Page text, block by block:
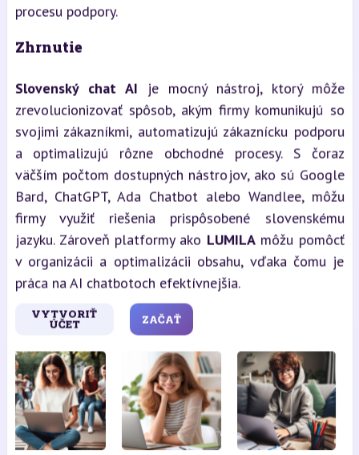
procesu podpory.
Zhrnutie
Slovenský chat AI je mocný nástroj, ktorý môže
zrevolucionizovať spôsob, akým firmy komunikujú so
svojimi zákazníkmi, automatizujú zákaznícku podporu
a optimalizujú rôzne obchodné procesy. S čoraz
väčším počtom dostupných nástrojov, ako sú Google
Bard, ChatGPT, Ada Chatbot alebo Wandlee, môžu
firmy využiť riešenia prispôsobené slovenskému
jazyku. Zároveň platformy ako LUMILAmôžu pomôcť
v organizácii a optimalizácii obsahu, vďaka čomu je
práca na AI chatbotoch efektívnejšia.
VYTVORIŤ
ÚČET ZAČAŤ